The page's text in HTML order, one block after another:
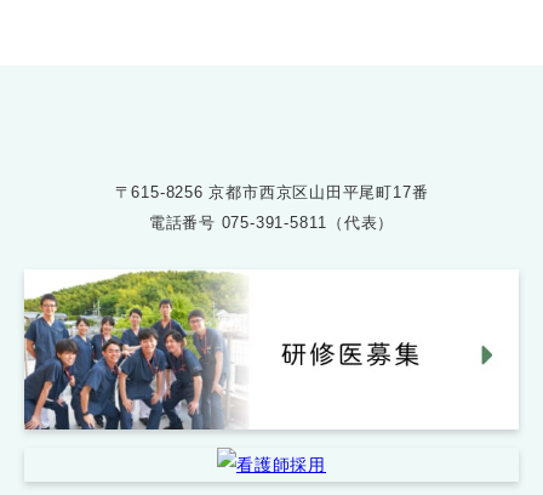
〒615-8256 京都市西京区山田平尾町17番
電話番号 075-391-5811（代表）